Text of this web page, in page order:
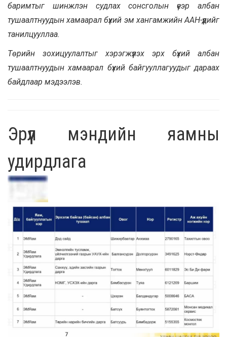
баримтыг шинжлэн судлах сонсголын үеэр албан
тушаалтнуудын хамаарал бүхий эм хангамжийн ААН-үүдийг
танилцууллаа.
Төрийн зохицуулалтыг хэрэгжүүлэх эрх бүхий албан
тушаалтнуудын хамаарал бүхий байгууллагуудыг дараах
байдлаар мэдээлэв.
Эрүүл мэндийн яамны
удирдлага